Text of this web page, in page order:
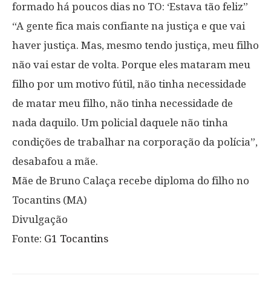
formado há poucos dias no TO: ‘Estava tão feliz”
“A gente fica mais confiante na justiça e que vai
haver justiça. Mas, mesmo tendo justiça, meu filho
não vai estar de volta. Porque eles mataram meu
filho por um motivo fútil, não tinha necessidade
de matar meu filho, não tinha necessidade de
nada daquilo. Um policial daquele não tinha
condições de trabalhar na corporação da polícia”,
desabafou a mãe.
Mãe de Bruno Calaça recebe diploma do filho no
Tocantins (MA)
Divulgação
Fonte: G1 Tocantins